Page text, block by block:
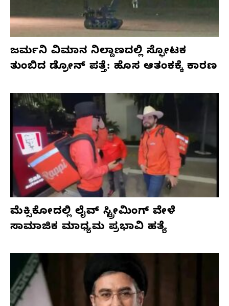
ಜರ್ಮನಿ ವಿಮಾನ ನಿಲ್ದಾಣದಲ್ಲಿ ಸ್ಫೋಟಕ
ತುಂಬಿದ ಡ್ರೋನ್ ಪತ್ತೆ: ಹೊಸ ಆತಂಕಕ್ಕೆ ಕಾರಣ
ಮೆಕ್ಸಿಕೋದಲ್ಲಿ ಲೈವ್ ಸ್ಟ್ರೀಮಿಂಗ್ ವೇಳೆ
ಸಾಮಾಜಿಕ ಮಾಧ್ಯಮ ಪ್ರಭಾವಿ ಹತ್ಯೆ